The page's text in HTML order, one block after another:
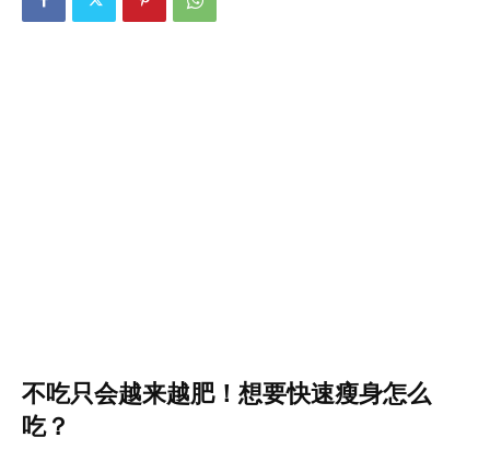
不吃只会越来越肥！想要快速瘦身怎么
吃？